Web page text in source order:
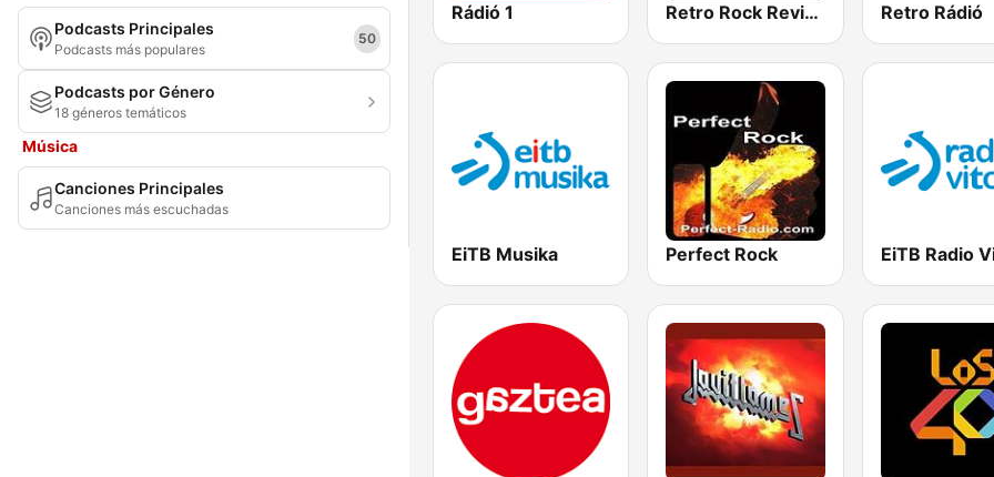
Podcasts Principales
Podcasts más populares
50
Podcasts por Género
18 géneros temáticos
Música
Canciones Principales
Canciones más escuchadas
Rádió 1 Retro Rock Revival Retro Rádió
EiTB Musika Perfect Rock EiTB Radio